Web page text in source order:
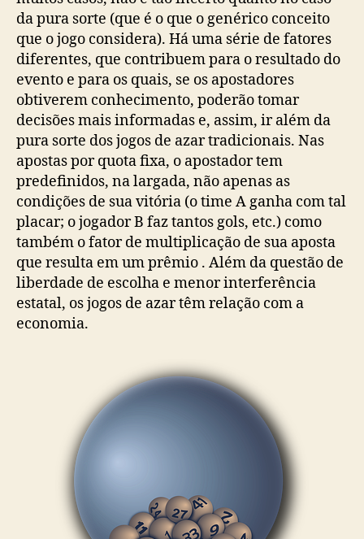
da pura sorte (que é o que o genérico conceito
que o jogo considera). Há uma série de fatores
diferentes, que contribuem para o resultado do
evento e para os quais, se os apostadores
obtiverem conhecimento, poderão tomar
decisões mais informadas e, assim, ir além da
pura sorte dos jogos de azar tradicionais. Nas
apostas por quota fixa, o apostador tem
predefinidos, na largada, não apenas as
condições de sua vitória (o time A ganha com tal
placar; o jogador B faz tantos gols, etc.) como
também o fator de multiplicação de sua aposta
que resulta em um prêmio . Além da questão de
liberdade de escolha e menor interferência
estatal, os jogos de azar têm relação com a
economia.